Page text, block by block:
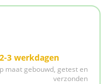
2-3 werkdagen
maat gebouwd, getest en
verzonden